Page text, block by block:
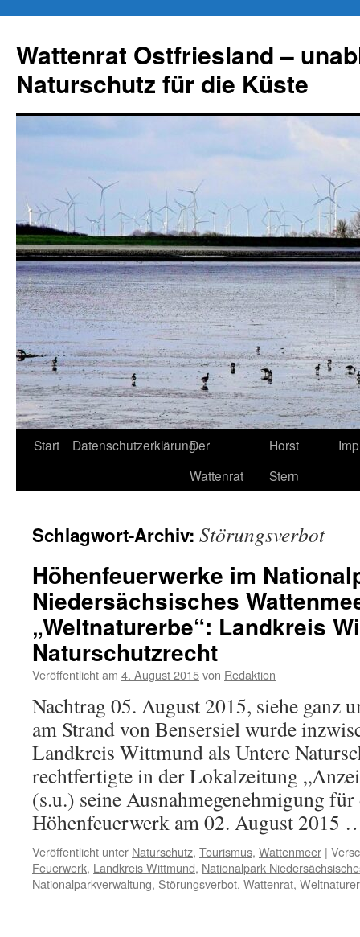
springen
Wattenrat Ostfriesland –
Naturschutz für die Küste
Start DatenschutzerklärungDer
Wattenrat
Horst
Stern
Schlagwort-Archiv: Störungsverbot
Höhenfeuerwerke im
Niedersächsisches
„Weltnaturerbe“: Landkreis
Naturschutzrecht
Veröffentlicht am 4. August 2015von Redaktion
Nachtrag 05. August 2015, siehe ganz
am Strand von Bensersiel wurde
Landkreis Wittmund als Untere
rechtfertigte in der Lokalzeitung
(s.u.) seine Ausnahmegenehmigung
Höhenfeuerwerk am 02. August 2015
Veröffentlicht unter Naturschutz, Tourismus, Wattenmeer |
Feuerwerk, Landkreis Wittmund, Nationalpark
Nationalparkverwaltung, Störungsverbot, Wattenrat,